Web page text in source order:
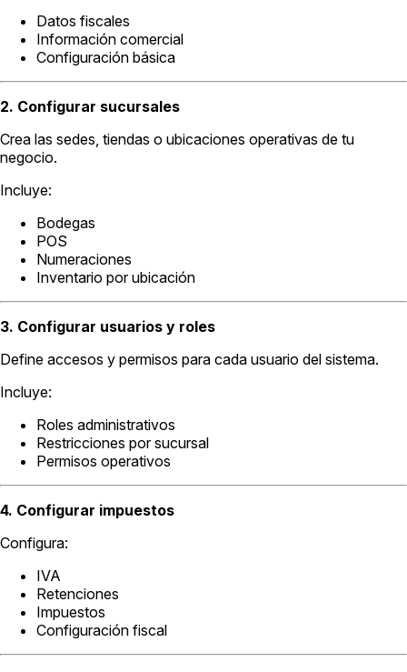
Datos fiscales
Información comercial
Configuración básica
2. Configurar sucursales
Crea las sedes, tiendas o ubicaciones operativas de tu
negocio.
Incluye:
Bodegas
POS
Numeraciones
Inventario por ubicación
3. Configurar usuarios y roles
Define accesos y permisos para cada usuario del sistema.
Incluye:
Roles administrativos
Restricciones por sucursal
Permisos operativos
4. Configurar impuestos
Configura:
IVA
Retenciones
Impuestos
Configuración fiscal